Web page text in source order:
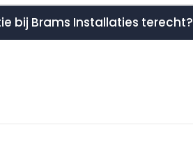
bij Brams Installaties terecht?